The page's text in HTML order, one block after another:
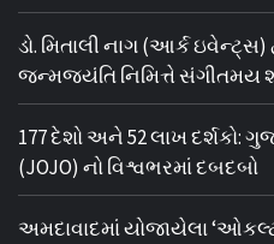
ડો. મિતાલી નાગ (આર્ક ઇવેન્ટ્સ)
જન્મજયંતિ નિમિત્તે સંગીતમય
177 દેશો અને 52 લાખ દર્શકો:
(JOJO) નો વિશ્વભરમાં દબદબો
અમદાવાદમાં યોજાયેલા ‘ઓકલ્ટ